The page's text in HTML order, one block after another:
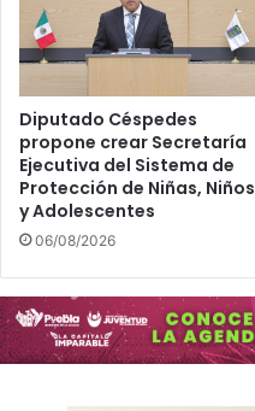
Diputado Céspedes
propone crear Secretaría
Ejecutiva del Sistema de
Protección de Niñas, Niños
y Adolescentes
06/08/2026